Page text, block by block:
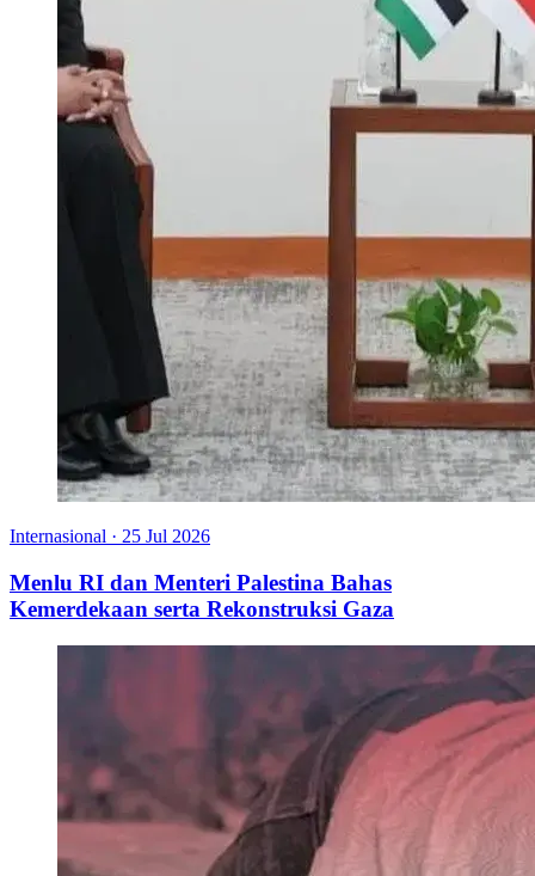
Internasional · 25 Jul 2026
Menlu RI dan Menteri Palestina Bahas
Kemerdekaan serta Rekonstruksi Gaza